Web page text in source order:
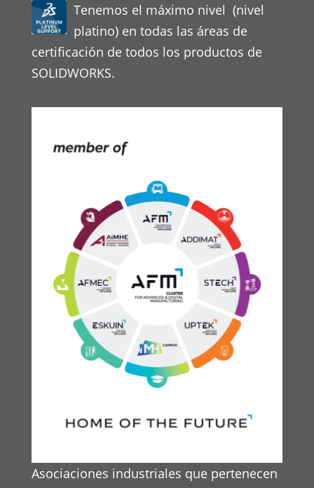
Tenemos el máximo nivel (nivel
platino) en todas las áreas de
certificación de todos los productos de
SOLIDWORKS.
Asociaciones industriales que pertenecen